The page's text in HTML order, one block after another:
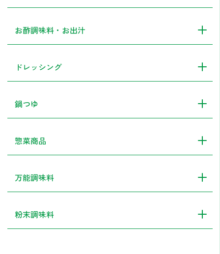
お酢調味料・お出汁
ドレッシング
鍋つゆ
惣菜商品
万能調味料
粉末調味料